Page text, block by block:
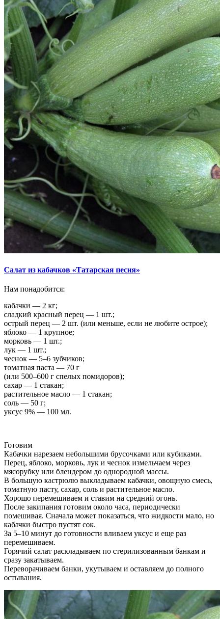
Салат из кабачков «Татарская песня»
Нам понадобится:
кабачки — 2 кг;
сладкий красный перец — 1 шт.;
острый перец — 2 шт. (или меньше, если не любите острое);
яблоко — 1 крупное;
морковь — 1 шт.;
лук — 1 шт.;
чеснок — 5–6 зубчиков;
томатная паста — 70 г
(или 500–600 г спелых помидоров);
сахар — 1 стакан;
растительное масло — 1 стакан;
соль — 50 г;
уксус 9% — 100 мл.
Готовим
Кабачки нарезаем небольшими брусочками или кубиками.
Перец, яблоко, морковь, лук и чеснок измельчаем через
мясорубку или блендером до однородной массы.
В большую кастрюлю выкладываем кабачки, овощную смесь,
томатную пасту, сахар, соль и растительное масло.
Хорошо перемешиваем и ставим на средний огонь.
После закипания готовим около часа, периодически
помешивая. Сначала может показаться, что жидкости мало, но
кабачки быстро пустят сок.
За 5–10 минут до готовности вливаем уксус и еще раз
перемешиваем.
Горячий салат раскладываем по стерилизованным банкам и
сразу закатываем.
Переворачиваем банки, укутываем и оставляем до полного
остывания.